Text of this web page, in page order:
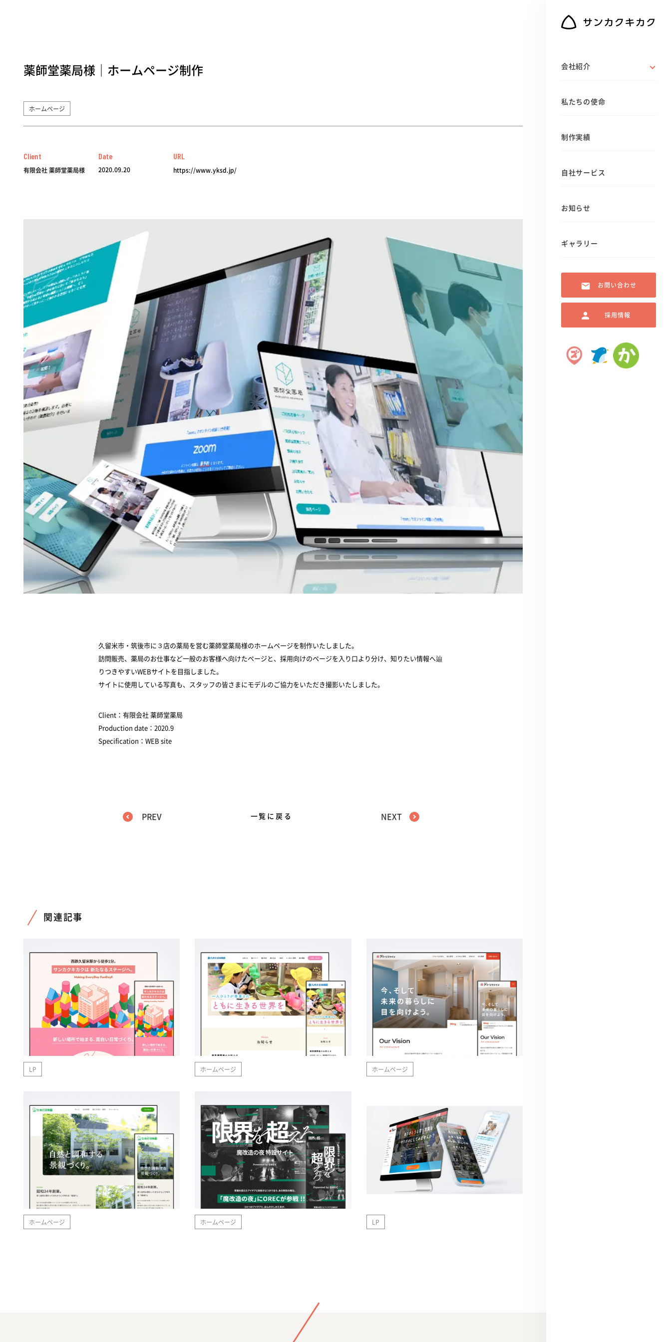
薬師堂薬局様｜ホームページ制作
ホームページ
Client
有限会社 薬師堂薬局様
Date
2020.09.20
URL
https://www.yksd.jp/
久留米市・筑後市に３店の薬局を営む薬師堂薬局様のホームページを制作いたしました。
訪問販売、薬局のお仕事など一般のお客様へ向けたページと、採用向けのページを入り口より分け、知りたい情報へ辿
りつきやすいWEBサイトを目指しました。
サイトに使用している写真も、スタッフの皆さまにモデルのご協力をいただき撮影いたしました。
Client：有限会社 薬師堂薬局
Production date：2020.9
Specification：WEB site
PREV 一覧に戻る NEXT
関連記事
LP ホームページ ホームページ
ホームページ ホームページ LP
会社紹介
私たちの使命
制作実績
自社サービス
お知らせ
ギャラリー
お問い合わせ
採用情報